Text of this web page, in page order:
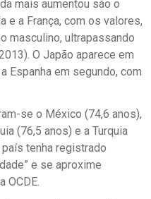
mais aumentou são o
e a França, com os valores,
masculino, ultrapassando
O Japão aparece em
Espanha em segundo, com
se o México (74,6 anos),
(76,5 anos) e a Turquia
tenha registrado
e se aproxime
OCDE.